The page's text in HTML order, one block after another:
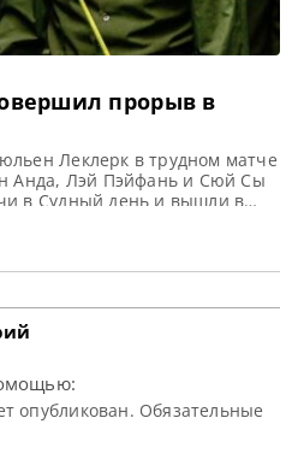
прорыв в
Леклерк в трудном матче
Анда, Лэй Пэйфань и Сюй Сы
в Судный день и вышли в
по снукеру Жюльен
Хэ Гоцяном со счетом 6-4,
опубликован. Обязательные